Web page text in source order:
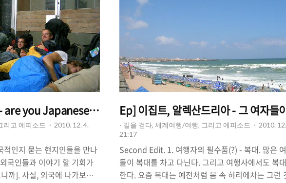
함부로 도전 할 수 없는 것을
스트림 스포츠를 하면서 느
실한 것은 익스트림 스포츠
요청하는 사람들을 종종 만난다. 예전에 한 번은 그런
을 하는 사람에게 소액의 돈을 준 적이 있다.[그런데
람의 손안에 수 많은 동전과 지폐가 있는 것을 보고,
이 썩 좋지는 않았다. ..
Ep] 그리스, 아테네 - are you Japanese ? yes, Japanese !
리고 에피소드
2010. 12. 4.
인지 묻는 현지인들을 만나
국인들과 이야기 할 기회가
까]. 사실, 외국에 나가보면
Ep] 이집트, 알렉산드리아 - 그 여자들
- 길을 걷다, 세계여행/여행, 그리고 에피소드
2010.
21:17
Second Edit. 1. 여행자의 필수품(?) - 복대. 많은
들이 복대를 차고 다닌다. 그리고 여행사에서도 복
한다. 요즘 복대는 예전처럼 몸 속 허리에차는 그런